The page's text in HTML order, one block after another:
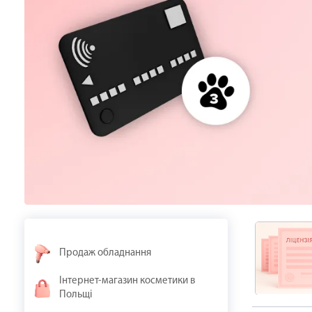
Продаж обладнання
Інтернет-магазин косметики в
Польщі